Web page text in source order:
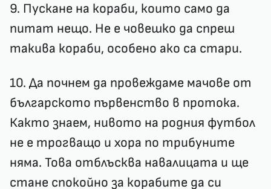
9. Пускане на кораби, които само да
питат нещо. Не е човешко да спреш
такива кораби, особено ако са стари.
10. Да почнем да провеждаме мачове от
българското първенство в протока.
Както знаем, нивото на родния футбол
не е трогващо и хора по трибуните
няма. Това отблъсква навалицата и ще
стане спокойно за корабите да си